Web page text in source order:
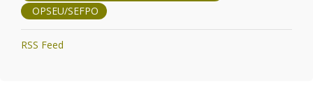
OPSEU/SEFPO
RSS Feed